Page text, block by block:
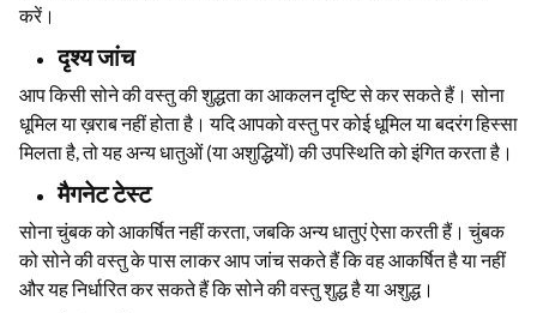
करें।
दृश्य जांच
आप किसी सोने की वस्तु की शुद्धता का आकलन दृष्टि से कर सकते हैं। सोना
धूमिल या ख़राब नहीं होता है। यदि आपको वस्तु पर कोई धूमिल या बदरंग हिस्सा
मिलता है, तो यह अन्य धातुओं (या अशुद्धियों) की उपस्थिति को इंगित करता है।
मैगनेट टेस्ट
सोना चुंबक को आकर्षित नहीं करता, जबकि अन्य धातुएं ऐसा करती हैं। चुंबक
को सोने की वस्तु के पास लाकर आप जांच सकते हैं कि वह आकर्षित है या नहीं
और यह निर्धारित कर सकते हैं कि सोने की वस्तु शुद्ध है या अशुद्ध।